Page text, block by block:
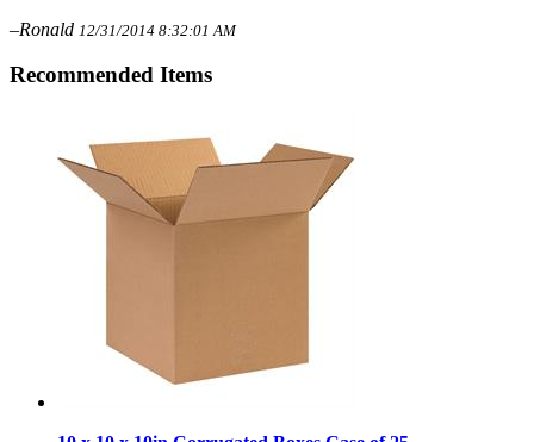
–Ronald 12/31/2014 8:32:01 AM
Recommended Items